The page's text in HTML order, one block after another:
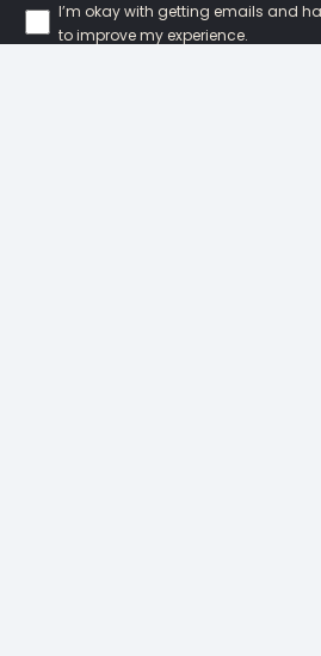
I’m okay with getting emails and
to improve my experience.